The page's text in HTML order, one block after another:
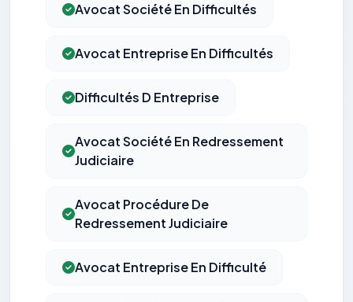
Avocat Société En Difficultés
Avocat Entreprise En Difficultés
Difficultés D Entreprise
Avocat Société En Redressement
Judiciaire
Avocat Procédure De
Redressement Judiciaire
Avocat Entreprise En Difficulté